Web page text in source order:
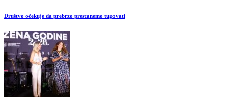
Društvo očekuje da prebrzo prestanemo tugovati